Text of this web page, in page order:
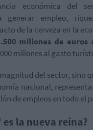
económica del
generar empleo,
de la cerveza en la
millones de euros
millones al gasto
del sector, sino
nacional,
de empleos en todo el
la nueva reina?